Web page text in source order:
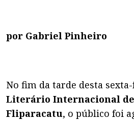
por Gabriel Pinheiro
No fim da tarde desta
Literário Internacional de
Fliparacatu, o público foi